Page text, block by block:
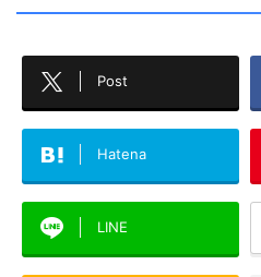
Post
Hatena
LINE